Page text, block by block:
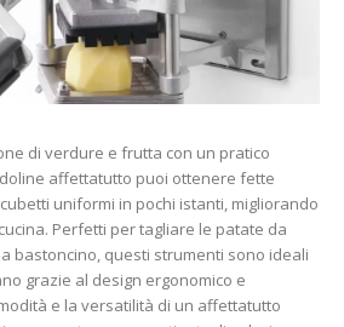
di verdure e frutta con un pratico
affettatutto puoi ottenere fette
uniformi in pochi istanti, migliorando
Perfetti per tagliare le patate da
bastoncino, questi strumenti sono ideali
grazie al design ergonomico e
e la versatilità di un affettatutto